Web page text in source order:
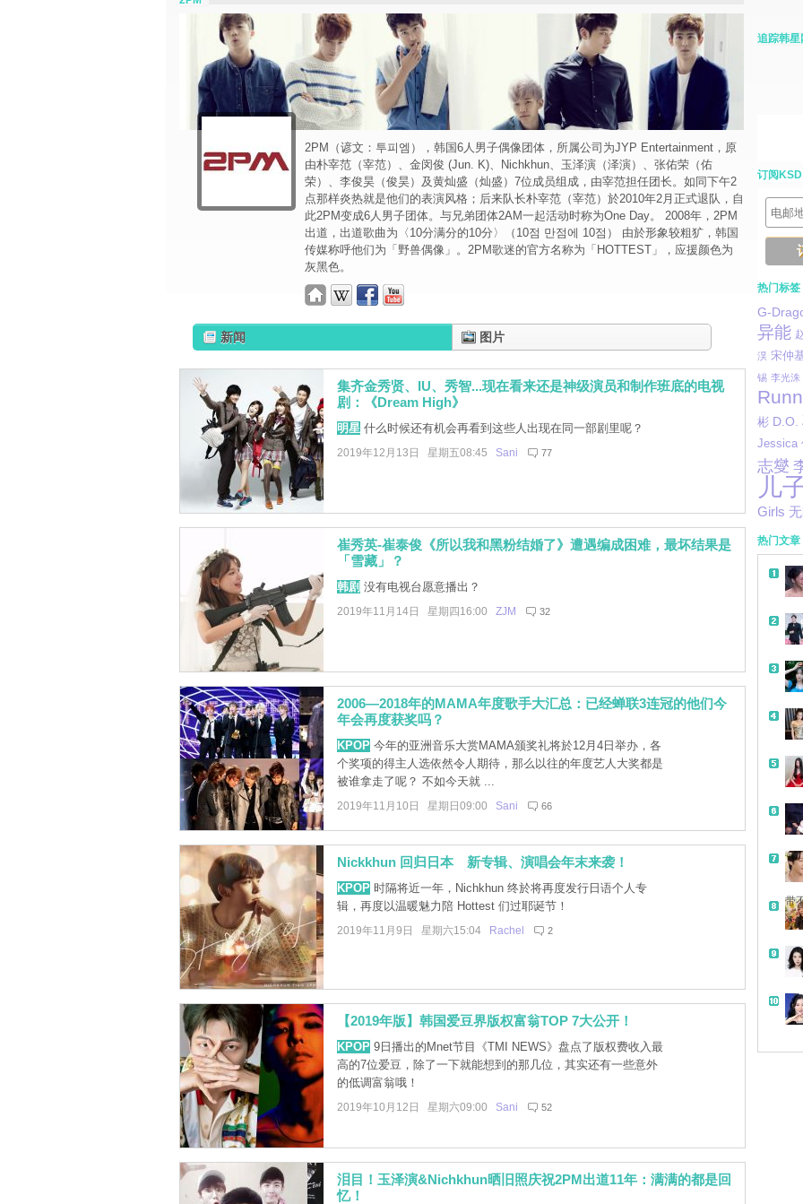
2PM（谚文：투피엠），韩国6人男子偶像团体，所属公司为JYP Entertainment，原
由朴宰范（宰范）、金闵俊 (Jun. K)、Nichkhun、玉泽演（泽演）、张佑荣（佑
荣）、李俊昊（俊昊）及黄灿盛（灿盛）7位成员组成，由宰范担任团长。如同下午2
点那样炎热就是他们的表演风格；后来队长朴宰范（宰范）於2010年2月正式退队，自
此2PM变成6人男子团体。与兄弟团体2AM一起活动时称为One Day。 2008年，2PM
出道，出道歌曲为〈10分满分的10分〉（10점 만점에 10점） 由於形象较粗犷，韩国
传媒称呼他们为「野兽偶像」。2PM歌迷的官方名称为「HOTTEST」，应援颜色为
灰黑色。
新闻 图片
集齐金秀贤、IU、秀智...现在看来还是神级演员和制作班底的电视
剧：《Dream High》
明星什么时候还有机会再看到这些人出现在同一部剧里呢？
2019年12月13日 星期五08:45 Sani 77
崔秀英-崔泰俊《所以我和黑粉结婚了》遭遇编成困难，最坏结果是
「雪藏」？
韩剧 没有电视台愿意播出？
2019年11月14日 星期四16:00 ZJM 32
2006—2018年的MAMA年度歌手大汇总：已经蝉联3连冠的他们今
年会再度获奖吗？
KPOP今年的亚洲音乐大赏MAMA颁奖礼将於12月4日举办，各
个奖项的得主人选依然令人期待，那么以往的年度艺人大奖都是
被谁拿走了呢？ 不如今天就 ...
2019年11月10日 星期日09:00 Sani 66
Nickkhun 回归日本 新专辑、演唱会年末来袭！
KPOP时隔将近一年，Nichkhun 终於将再度发行日语个人专
辑，再度以温暖魅力陪 Hottest 们过耶诞节！
2019年11月9日 星期六15:04 Rachel 2
【2019年版】韩国爱豆界版权富翁TOP 7大公开！
KPOP9日播出的Mnet节目《TMI NEWS》盘点了版权费收入最
高的7位爱豆，除了一下就能想到的那几位，其实还有一些意外
的低调富翁哦！
2019年10月12日 星期六09:00 Sani 52
泪目！玉泽演&Nichkhun晒旧照庆祝2PM出道11年：满满的都是回
忆！
追踪韩星
订阅KSD
热门标签
G-
异能
淏 宋仲
锡 李光洙
彬 D.O.
Jessica
志燮
儿
Girls
热门文章
带